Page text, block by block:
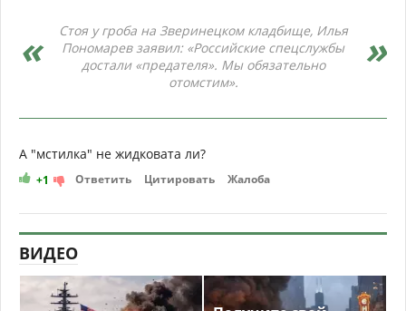
Стоя у гроба на Зверинецком кладбище, Илья
Пономарев заявил: «Российские спецслужбы
достали «предателя». Мы обязательно
отомстим».
А "мстилка" не жидковата ли?
+1 Ответить Цитировать Жалоба
ВИДЕО